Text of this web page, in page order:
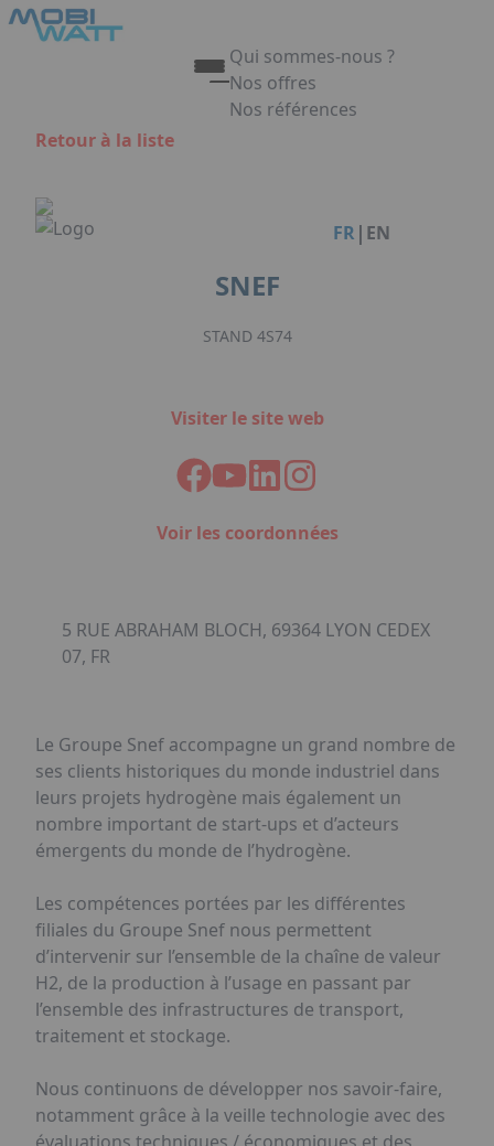
Aller au contenu principal
Qui sommes-nous ?
Nos offres
Nos références
FR | EN
Retour à la liste
SNEF
STAND 4S74
Visiter le site web
Voir les coordonnées
5 RUE ABRAHAM BLOCH, 69364 LYON CEDEX
07, FR
Le Groupe Snef accompagne un grand nombre de
ses clients historiques du monde industriel dans
leurs projets hydrogène mais également un
nombre important de start-ups et d’acteurs
émergents du monde de l’hydrogène.
Les compétences portées par les différentes
filiales du Groupe Snef nous permettent
d’intervenir sur l’ensemble de la chaîne de valeur
H2, de la production à l’usage en passant par
l’ensemble des infrastructures de transport,
traitement et stockage.
Nous continuons de développer nos savoir-faire,
notamment grâce à la veille technologie avec des
Panneau de gestion des cookies